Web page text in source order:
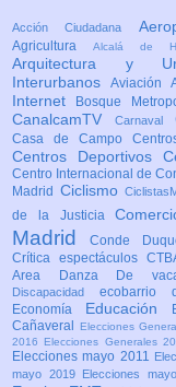
Acción Ciudadana
Agricultura Alcalá de
Arquitectura y
Interurbanos Aviación
Internet
Bosque
CanalcamTV Carnaval
Casa de Campo
Centros Deportivos
Centro Internacional de
Madrid Ciclismo
de la Justicia
MadridConde
Crítica espectáculos
Area
Danza De
Discapacidad ecobarrio
Economía Educación
Cañaveral
Elecciones
2016 Elecciones Generales
Elecciones mayo 2011
mayo 2019
Elecciones